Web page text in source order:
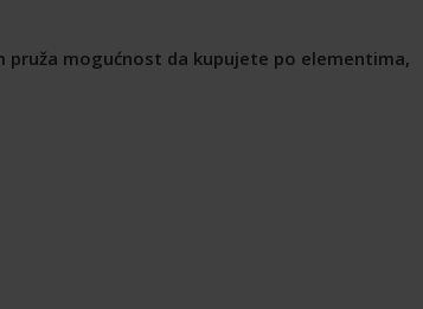
pruža mogućnost da kupujete po elementima,